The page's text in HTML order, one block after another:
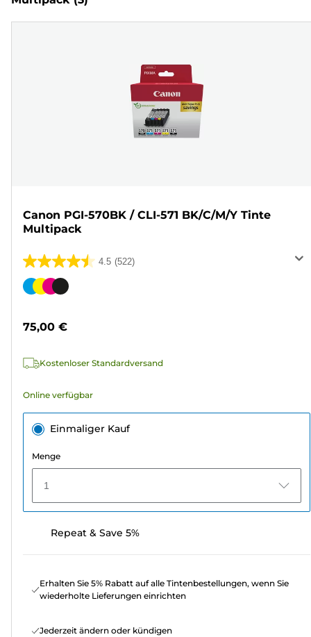
Canon PGI-570BK / CLI-571 BK/C/M/Y Tinte
Multipack
4.5 (522)
4.5
von
522
Farbpatrone
75,00 €
Kostenloser Standardversand
Online verfügbar
Einmaliger Kauf
Menge
1
Repeat & Save 5%
Erhalten Sie 5% Rabatt auf alle Tintenbestellungen, wenn Sie
wiederholte Lieferungen einrichten
Jederzeit ändern oder kündigen